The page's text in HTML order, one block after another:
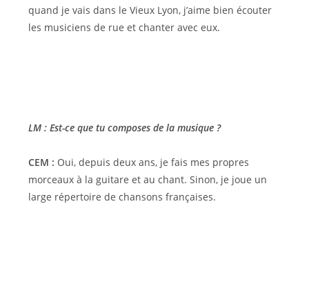
quand je vais dans le Vieux Lyon, j’aime bien écouter
les musiciens de rue et chanter avec eux.
LM : Est-ce que tu composes de la musique ?
CEM : Oui, depuis deux ans, je fais mes propres
morceaux à la guitare et au chant. Sinon, je joue un
large répertoire de chansons françaises.